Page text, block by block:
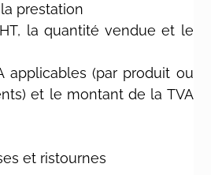
prestation
la quantité vendue et le
applicables (par produit ou
et le montant de la TVA
et ristournes